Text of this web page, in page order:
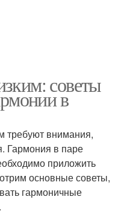
советы
в
требуют внимания,
Гармония в паре
приложить
основные советы,
гармоничные